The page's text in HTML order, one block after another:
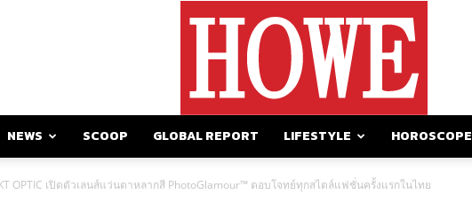
NEWS SCOOP GLOBAL REPORT LIFESTYLE HOROSCOPE
OPTIC เปิดตัวเลนส์แว่นตาหลากสี PhotoGlamour™ ตอบโจทย์ทุกสไตล์แฟชั่นครั้งแรกในไทย